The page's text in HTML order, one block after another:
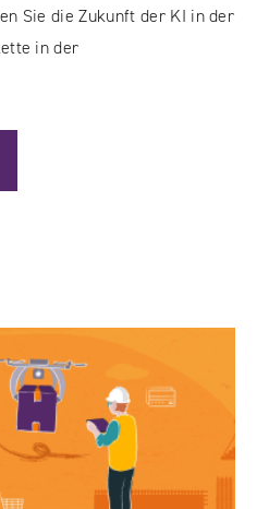
Sie die Zukunft der KI in der
in der
KÜNSTLICHEN INTELLIGENZ IN